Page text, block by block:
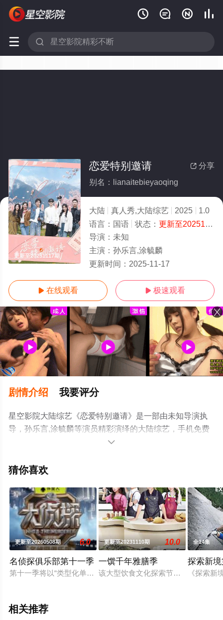
   
 
更新至20251117期
 分享
恋爱特别邀请
别名：lianaitebieyaoqing
大陆 真人秀,大陆综艺 2025
1.0
语言： 国语 状态： 更新至20251117期
导演： 未知
主演： 孙乐言,涂毓麟
更新时间： 2025-11-17
 在线观看  极速观看
剧情介绍 我要评分
星空影院大陆综艺《恋爱特别邀请》是一部由未知导演执
导，孙乐言,涂毓麟等演员精彩演绎的大陆综艺，手机免费
观看高清未删减完整版综艺节目就上星空电影网，更多相

猜你喜欢
更新至20260508期 6.0
名侦探俱乐部第十一季
第十一季将以“类型化单元剧”为核心创新模式，深度融合影视类
更新至20231110期 10.0
一馔千年雅膳季
该大型饮食文化探索节目，由节目的
全14集
探索新
《探索新
相关推荐